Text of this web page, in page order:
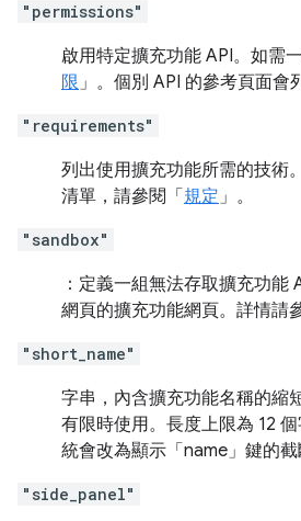
"permissions"
啟用特定擴充功能 API。如需
限」。個別 API 的參考頁面會
"requirements"
列出使用擴充功能所需的技術
清單，請參閱「 規定」。
"sandbox"
：定義一組無法存取擴充功能
網頁的擴充功能網頁。詳情請
"short_name"
字串，內含擴充功能名稱的縮
有限時使用。長度上限為 12
統會改為顯示「name」鍵的截
"side_panel"